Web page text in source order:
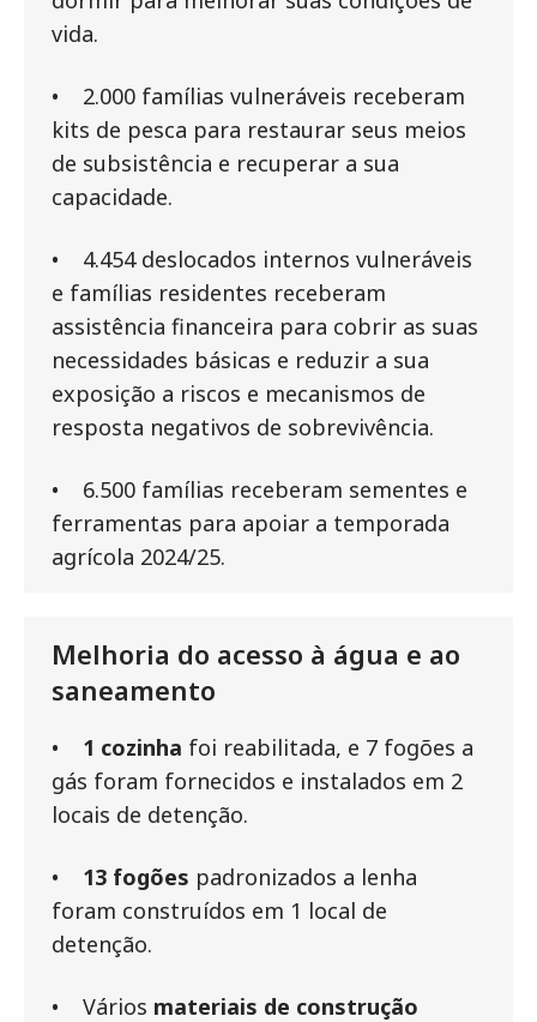
vida.
• 2.000 famílias vulneráveis receberam
kits de pesca para restaurar seus meios
de subsistência e recuperar a sua
capacidade.
• 4.454 deslocados internos vulneráveis
e famílias residentes receberam
assistência financeira para cobrir as suas
necessidades básicas e reduzir a sua
exposição a riscos e mecanismos de
resposta negativos de sobrevivência.
• 6.500 famílias receberam sementes e
ferramentas para apoiar a temporada
agrícola 2024/25.
Melhoria do acesso à água e ao
saneamento
• 1 cozinha foi reabilitada, e 7 fogões a
gás foram fornecidos e instalados em 2
locais de detenção.
• 13 fogões padronizados a lenha
foram construídos em 1 local de
detenção.
• Vários materiais de construção